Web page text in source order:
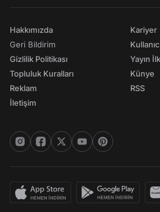
Hakkımızda
Geri Bildirim
Gizlilik Politikası
Topluluk Kuralları
Reklam
İletişim
Kariyer
Yayın
Künye
RSS